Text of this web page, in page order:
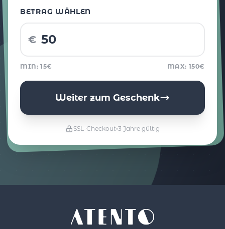
BETRAG WÄHLEN
€
MIN: 15€ MAX: 150€
Weiter zum Geschenk
SSL-Checkout 3 Jahre gültig